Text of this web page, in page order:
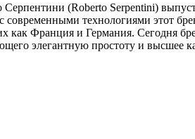
(Roberto Serpentini)
современными технологиями этот
Франция и Германия. Сегодня
элегантную простоту и высшее